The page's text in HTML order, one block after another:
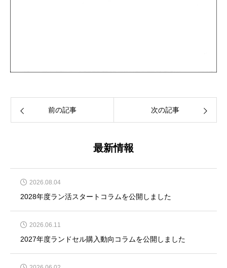
前の記事 次の記事
最新情報
2026.08.04
2028年度ラン活スタートコラムを公開しました
2026.06.11
2027年度ランドセル購入動向コラムを公開しました